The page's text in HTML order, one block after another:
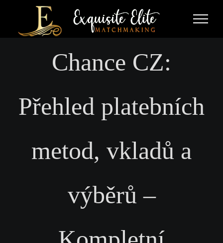
content
Chance CZ:
Přehled platebních
metod, vkladů a
výběrů –